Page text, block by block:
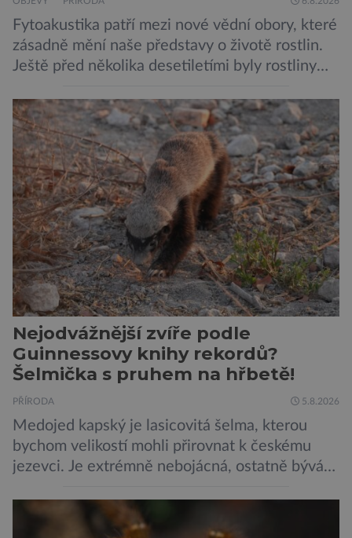
Fytoakustika patří mezi nové vědní obory, které
zásadně mění naše představy o životě rostlin.
Ještě před několika desetiletími byly rostliny
pouze reagují na změny prostředí. Moderní
výzkum však ukazuje, že skutečnost je mnohem
zajímavější. Rostliny totiž dokážou své okolí
vnímat prostřednictvím mechanických podnětů
a samy také vydávají zvuky […]
Nejodvážnější zvíře podle
Guinnessovy knihy rekordů?
Šelmička s pruhem na hřbetě!
PŘÍRODA 5.8.2026
Medojed kapský je lasicovitá šelma, kterou
bychom velikostí mohli přirovnat k českému
jezevci. Je extrémně nebojácná, ostatně bývá
této souvislosti je dokonce zapsána do
Guinnessovy knihy rekordů. Navzdory svému